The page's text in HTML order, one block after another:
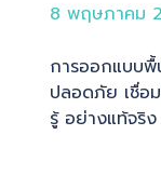
8 พฤษภาคม
การออกแบบพื้
ปลอดภัย เชื่อม
รู้ อย่างแท้จริง